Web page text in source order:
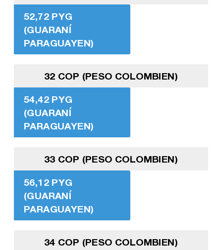
52,72 PYG
(GUARANÍ
PARAGUAYEN)
32 COP (PESO COLOMBIEN)
54,42 PYG
(GUARANÍ
PARAGUAYEN)
33 COP (PESO COLOMBIEN)
56,12 PYG
(GUARANÍ
PARAGUAYEN)
34 COP (PESO COLOMBIEN)